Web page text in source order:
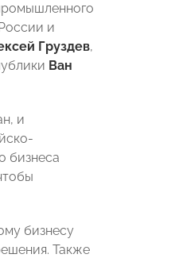
и
Груздев,
Ван
и
бизнеса
бизнесу
Также